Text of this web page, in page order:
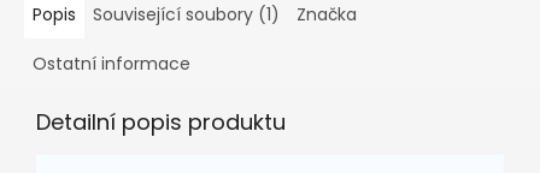
Popis Související soubory (1) Značka
Ostatní informace
Detailní popis produktu